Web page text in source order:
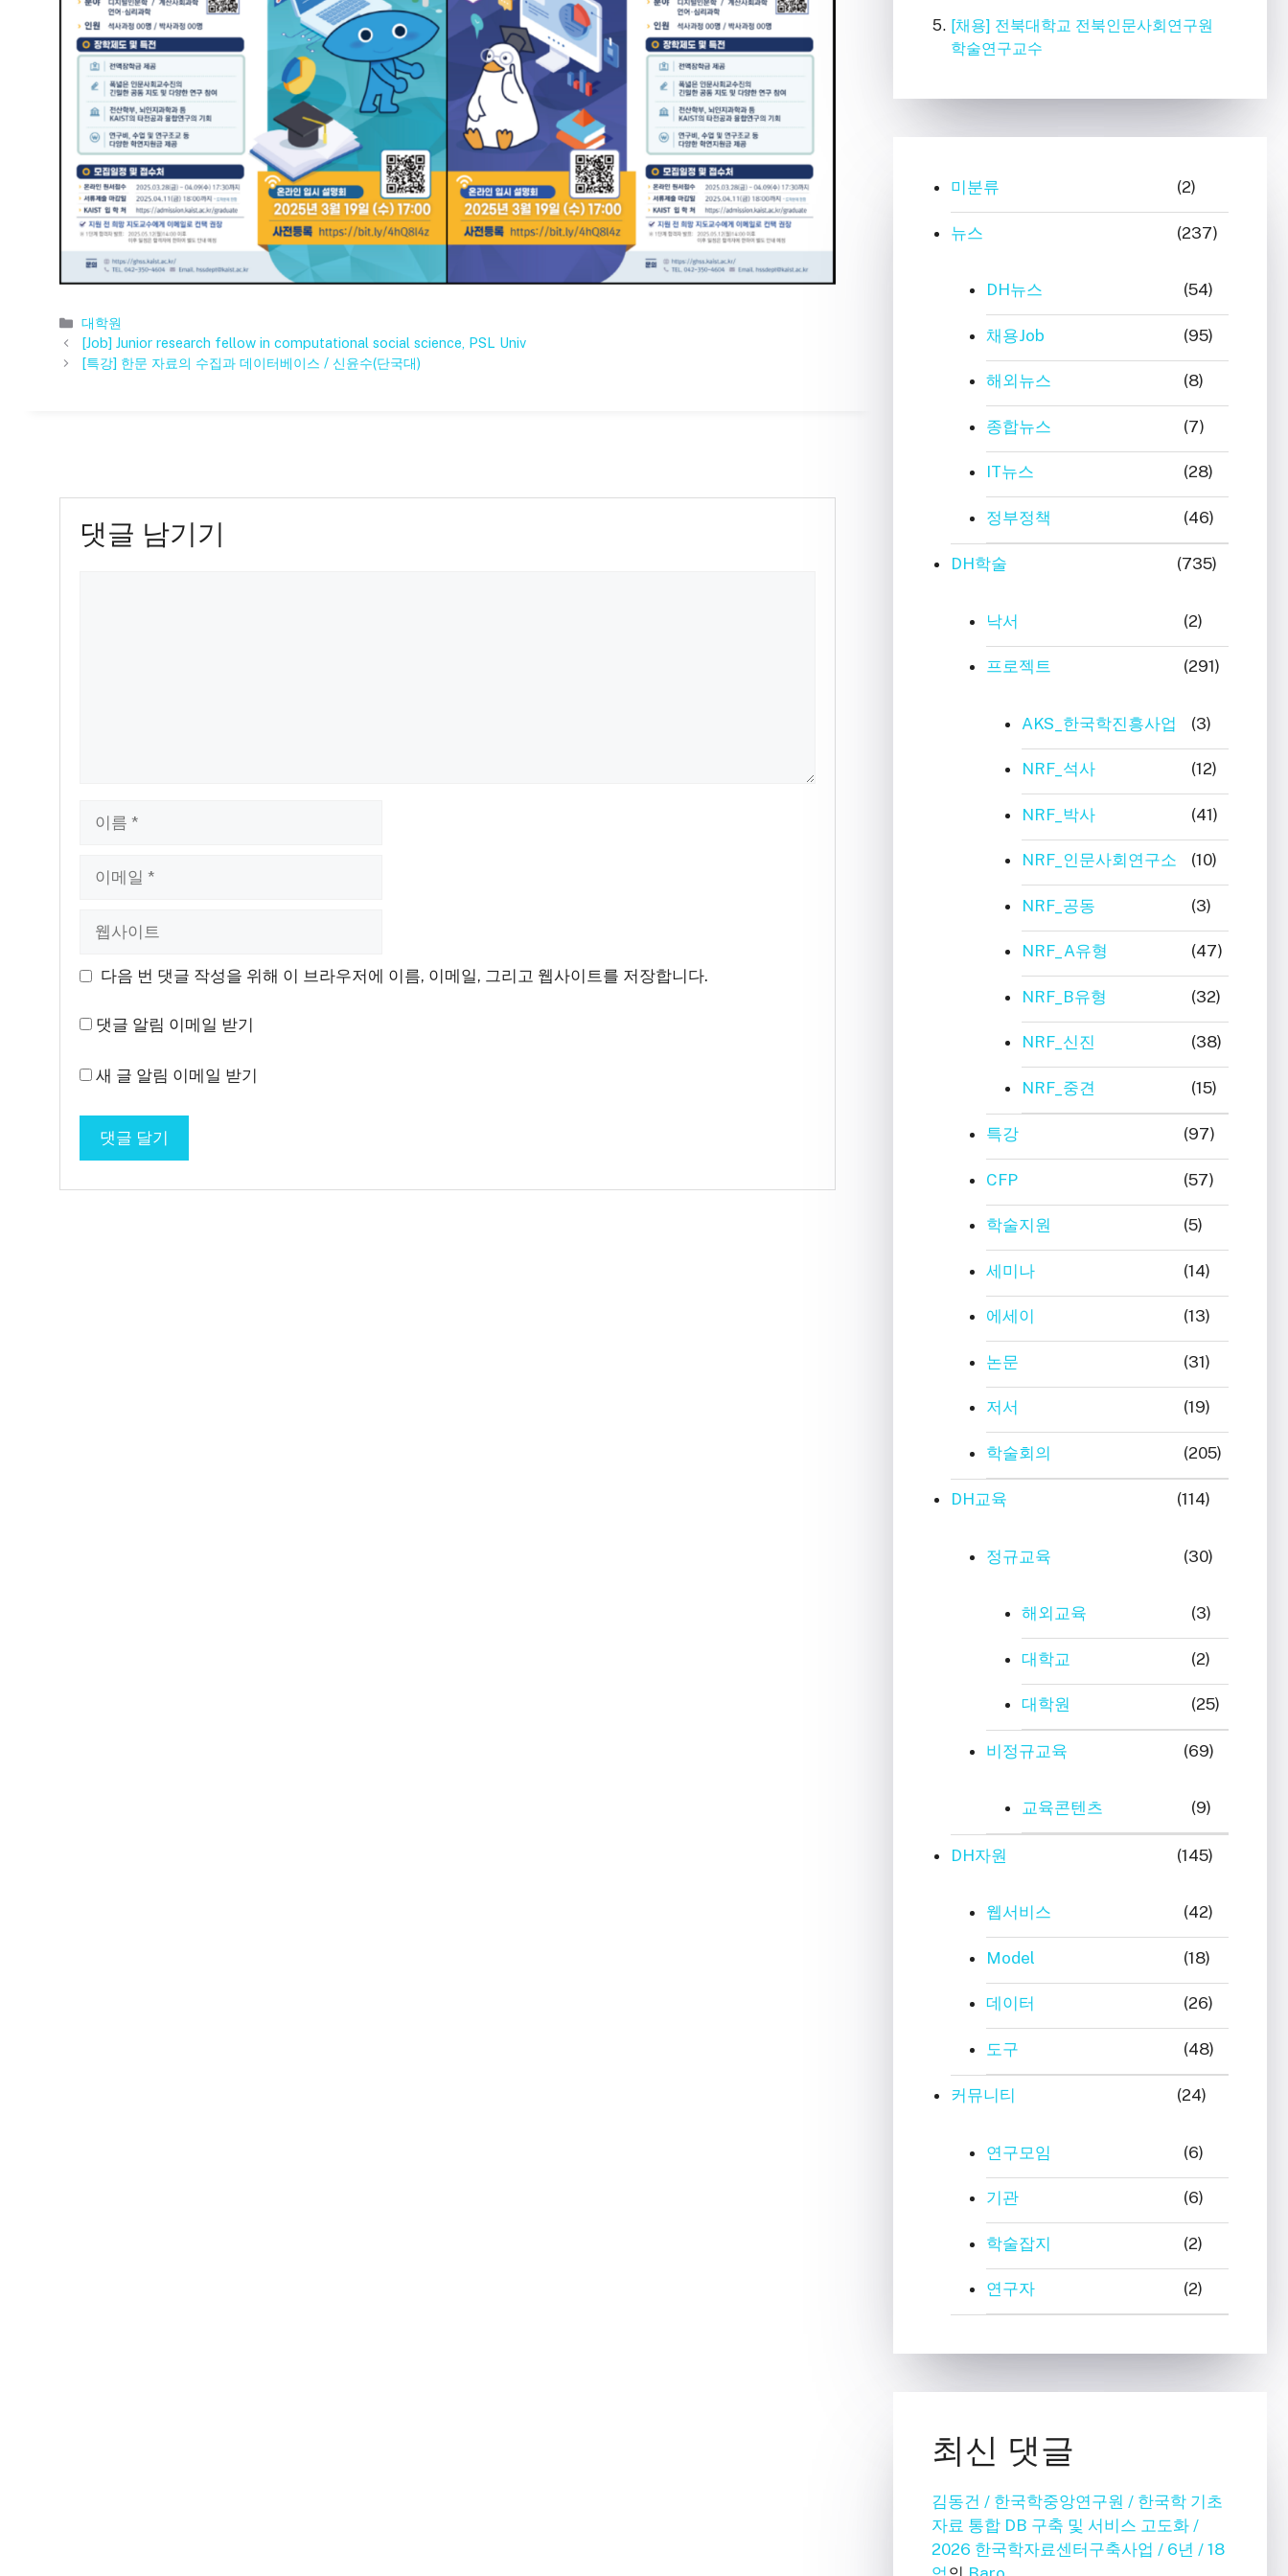
카
테
고
대학원
[Job] Junior research fellow in computational social science, PSL Univ
[특강] 한문 자료의 수집과 데이터베이스 / 신윤수(단국대)
댓글 남기기
이 다음 번 댓글 작성을 위해 이 브라우저에 이름, 이메일, 그리고 웹사이트를 저장합니다.
댓글 알림 이메일 받기
새 글 알림 이메일 받기
[채용] 전북대학교 전북인문사회연구원
학술연구교수
미분류 (2)
뉴스 (237)
DH뉴스 (54)
채용Job (95)
해외뉴스 (8)
종합뉴스 (7)
IT뉴스 (28)
정부정책 (46)
DH학술 (735)
낙서 (2)
프로젝트 (291)
AKS_한국학진흥사업 (3)
NRF_석사 (12)
NRF_박사 (41)
NRF_인문사회연구소 (10)
NRF_공동 (3)
NRF_A유형 (47)
NRF_B유형 (32)
NRF_신진 (38)
NRF_중견 (15)
특강 (97)
CFP (57)
학술지원 (5)
세미나 (14)
에세이 (13)
논문 (31)
저서 (19)
학술회의 (205)
DH교육 (114)
정규교육 (30)
해외교육 (3)
대학교 (2)
대학원 (25)
비정규교육 (69)
교육콘텐츠 (9)
DH자원 (145)
웹서비스 (42)
Model (18)
데이터 (26)
도구 (48)
커뮤니티 (24)
연구모임 (6)
기관 (6)
학술잡지 (2)
연구자 (2)
최신 댓글
김동건 / 한국학중앙연구원 / 한국학 기초
자료 통합 DB 구축 및 서비스 고도화 /
2026 한국학자료센터구축사업 / 6년 / 18